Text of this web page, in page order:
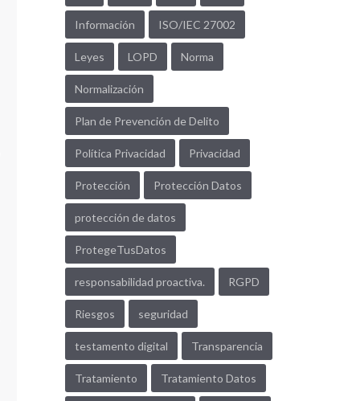
Información ISO/IEC 27002
Leyes LOPD Norma
Normalización
Plan de Prevención de Delito
Política Privacidad Privacidad
Protección Protección Datos
protección de datos
ProtegeTusDatos
responsabilidad proactiva. RGPD
Riesgos seguridad
testamento digital Transparencia
Tratamiento Tratamiento Datos